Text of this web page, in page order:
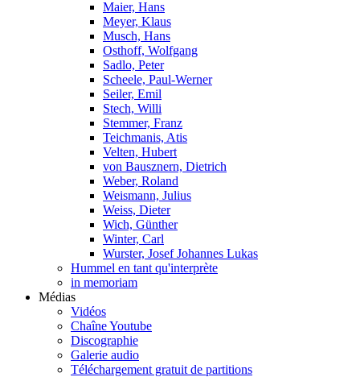
Maier, Hans
Meyer, Klaus
Musch, Hans
Osthoff, Wolfgang
Sadlo, Peter
Scheele, Paul-Werner
Seiler, Emil
Stech, Willi
Stemmer, Franz
Teichmanis, Atis
Velten, Hubert
von Bausznern, Dietrich
Weber, Roland
Weismann, Julius
Weiss, Dieter
Wich, Günther
Winter, Carl
Wurster, Josef Johannes Lukas
Hummel en tant qu'interprète
in memoriam
Médias
Vidéos
Chaîne Youtube
Discographie
Galerie audio
Téléchargement gratuit de partitions